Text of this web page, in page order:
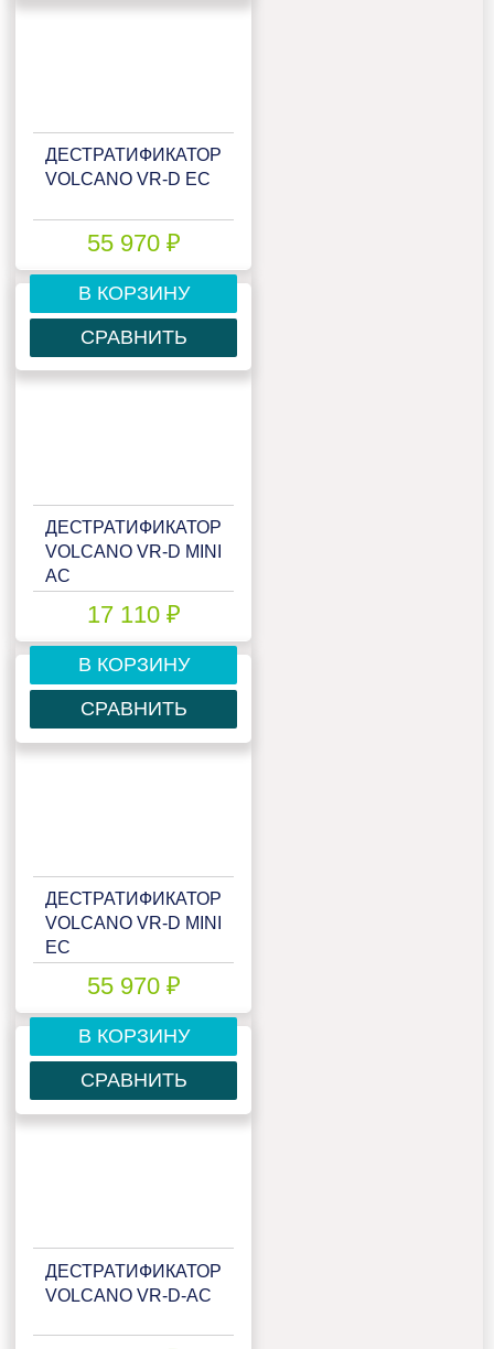
ДЕСТРАТИФИКАТОР
VOLCANO VR-D EC
55 970 ₽
В КОРЗИНУ
СРАВНИТЬ
ДЕСТРАТИФИКАТОР
VOLCANO VR-D MINI
AC
17 110 ₽
В КОРЗИНУ
СРАВНИТЬ
ДЕСТРАТИФИКАТОР
VOLCANO VR-D MINI
EC
55 970 ₽
В КОРЗИНУ
СРАВНИТЬ
ДЕСТРАТИФИКАТОР
VOLCANO VR-D-AC